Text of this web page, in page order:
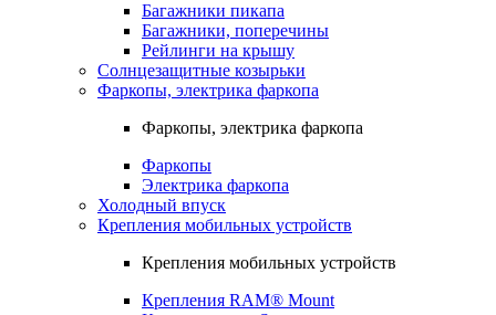
Багажники пикапа
Багажники, поперечины
Рейлинги на крышу
Солнцезащитные козырьки
Фаркопы, электрика фаркопа
Фаркопы, электрика фаркопа
Фаркопы
Электрика фаркопа
Холодный впуск
Крепления мобильных устройств
Крепления мобильных устройств
Крепления RAM® Mount